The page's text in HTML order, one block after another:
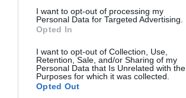
I want to opt-out of processing my
Personal Data for Targeted Advertising.
Opted In
I want to opt-out of Collection, Use,
Retention, Sale, and/or Sharing of my
Personal Data that Is Unrelated with the
Purposes for which it was collected.
Opted Out